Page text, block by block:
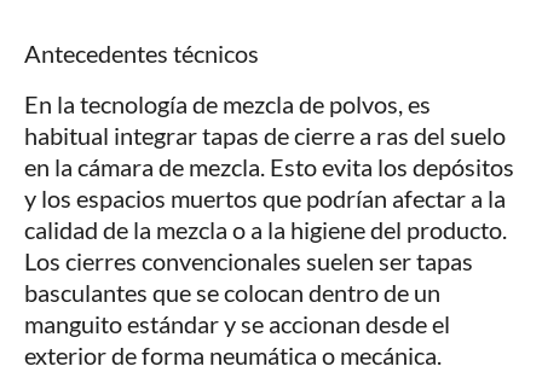
Antecedentes técnicos
En la tecnología de mezcla de polvos, es
habitual integrar tapas de cierre a ras del suelo
en la cámara de mezcla. Esto evita los depósitos
y los espacios muertos que podrían afectar a la
calidad de la mezcla o a la higiene del producto.
Los cierres convencionales suelen ser tapas
basculantes que se colocan dentro de un
manguito estándar y se accionan desde el
exterior de forma neumática o mecánica.